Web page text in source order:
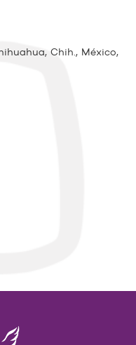
Chih., México,